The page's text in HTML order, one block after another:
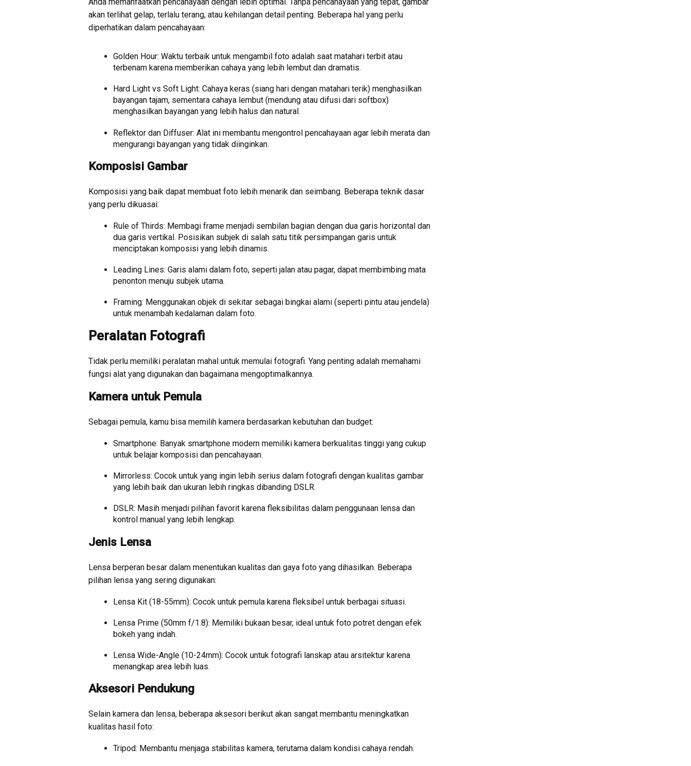
akan terlihat gelap, terlalu terang, atau kehilangan detail penting. Beberapa hal yang perlu
diperhatikan dalam pencahayaan:
Golden Hour: Waktu terbaik untuk mengambil foto adalah saat matahari terbit atau
terbenam karena memberikan cahaya yang lebih lembut dan dramatis.
Hard Light vs Soft Light: Cahaya keras (siang hari dengan matahari terik) menghasilkan
bayangan tajam, sementara cahaya lembut (mendung atau difusi dari softbox)
menghasilkan bayangan yang lebih halus dan natural.
Reflektor dan Diffuser: Alat ini membantu mengontrol pencahayaan agar lebih merata dan
mengurangi bayangan yang tidak diinginkan.
Komposisi Gambar
Komposisi yang baik dapat membuat foto lebih menarik dan seimbang. Beberapa teknik dasar
yang perlu dikuasai:
Rule of Thirds: Membagi frame menjadi sembilan bagian dengan dua garis horizontal dan
dua garis vertikal. Posisikan subjek di salah satu titik persimpangan garis untuk
menciptakan komposisi yang lebih dinamis.
Leading Lines: Garis alami dalam foto, seperti jalan atau pagar, dapat membimbing mata
penonton menuju subjek utama.
Framing: Menggunakan objek di sekitar sebagai bingkai alami (seperti pintu atau jendela)
untuk menambah kedalaman dalam foto.
Peralatan Fotografi
Tidak perlu memiliki peralatan mahal untuk memulai fotografi. Yang penting adalah memahami
fungsi alat yang digunakan dan bagaimana mengoptimalkannya.
Kamera untuk Pemula
Sebagai pemula, kamu bisa memilih kamera berdasarkan kebutuhan dan budget:
Smartphone: Banyak smartphone modern memiliki kamera berkualitas tinggi yang cukup
untuk belajar komposisi dan pencahayaan.
Mirrorless: Cocok untuk yang ingin lebih serius dalam fotografi dengan kualitas gambar
yang lebih baik dan ukuran lebih ringkas dibanding DSLR.
DSLR: Masih menjadi pilihan favorit karena fleksibilitas dalam penggunaan lensa dan
kontrol manual yang lebih lengkap.
Jenis Lensa
Lensa berperan besar dalam menentukan kualitas dan gaya foto yang dihasilkan. Beberapa
pilihan lensa yang sering digunakan:
Lensa Kit (18-55mm): Cocok untuk pemula karena fleksibel untuk berbagai situasi.
Lensa Prime (50mm f/1.8): Memiliki bukaan besar, ideal untuk foto potret dengan efek
bokeh yang indah.
Lensa Wide-Angle (10-24mm): Cocok untuk fotografi lanskap atau arsitektur karena
menangkap area lebih luas.
Aksesori Pendukung
Selain kamera dan lensa, beberapa aksesori berikut akan sangat membantu meningkatkan
kualitas hasil foto:
Tripod: Membantu menjaga stabilitas kamera, terutama dalam kondisi cahaya rendah.